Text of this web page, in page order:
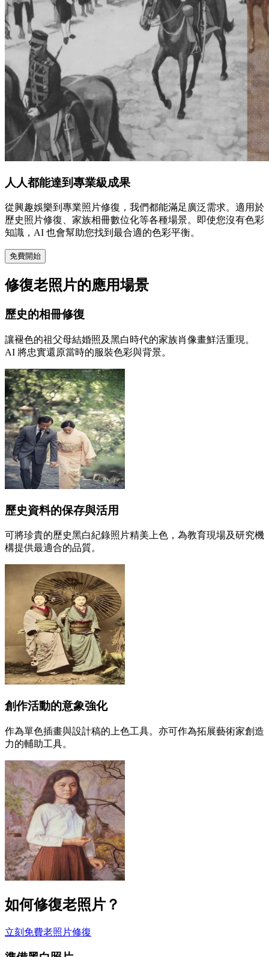
人人都能達到專業級成果
從興趣娛樂到專業照片修復，我們都能滿足廣泛需求。適用於
歷史照片修復、家族相冊數位化等各種場景。即使您沒有色彩
知識，AI 也會幫助您找到最合適的色彩平衡。
免費開始
修復老照片的應用場景
歷史的相冊修復
讓褪色的祖父母結婚照及黑白時代的家族肖像畫鮮活重現。
AI 將忠實還原當時的服裝色彩與背景。
歷史資料的保存與活用
可將珍貴的歷史黑白紀錄照片精美上色，為教育現場及研究機
構提供最適合的品質。
創作活動的意象強化
作為單色插畫與設計稿的上色工具。亦可作為拓展藝術家創造
力的輔助工具。
如何修復老照片？
立刻免費老照片修復